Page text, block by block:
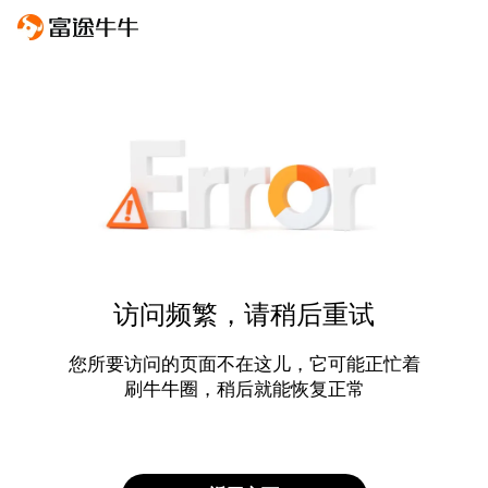
访问频繁，请稍后重试
您所要访问的页面不在这儿，它可能正忙着
刷牛牛圈，稍后就能恢复正常